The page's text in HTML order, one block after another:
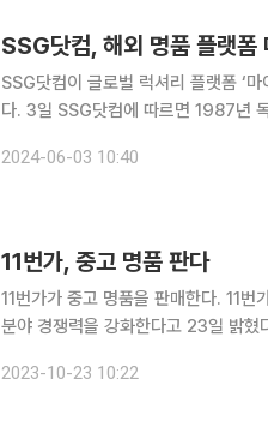
SSG닷컴, 해외 명품 플랫폼
SSG닷컴이 글로벌 럭셔리 플랫폼 ‘
다. 3일 SSG닷컴에 따르면 1987년 독일 뮌헨에서 명품 편집숍으로 시작한 마이테레사는 2006년
인 디자이너 브랜드를 취급하고 있다.
2024-06-03 10:40
11번가, 중고 명품 판다
11번가가 중고 명품을 판매한다. 11번가는 명품 플랫폼 트렌비와 제휴를 맺고 우아럭스의 중고 명품
분야 경쟁력을 강화한다고 23일 밝혔다. 11번가는 우아럭스에 샤넬, 구찌, 루이비통, 프라
지 열리는 그랜드 십일절 중에 다양한
2023-10-23 10:22